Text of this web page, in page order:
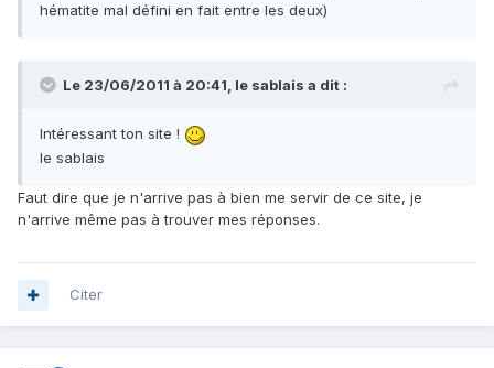
hématite mal défini en fait entre les deux)
Le 23/06/2011 à 20:41, le sablais a dit :
Intéressant ton site !
le sablais
Faut dire que je n'arrive pas à bien me servir de ce site, je
n'arrive même pas à trouver mes réponses.
Citer